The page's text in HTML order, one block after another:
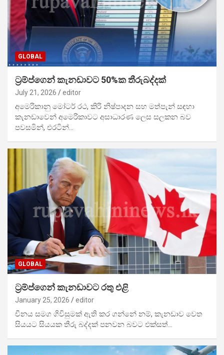
GLOBAL
ට්‍රම්ප්ගෙන් කැනඩාවට 50%ක තීරුබද්දක්
July 21, 2026 editor
අමෙරිකානු මෝටර් රථ, කිරි නිෂ්පාදන සහ මත්පැන් සඳහා
කැනඩාවෙන් අමෙරිකාවට අසාධාරණ ලෙස සලකන බව
පවසමින්, එරටින්…
GLOBAL
ට්‍රම්ප්ගෙන් කැනඩාවට රතු එළි
January 25, 2026 editor
චීනය සමග ගිවිසුමක් ඇති කර ගන්නේ නම්, කැනඩාව වෙත
සියයට සියයක තීරු බද්දක් පනවන බවට එක්සත්…